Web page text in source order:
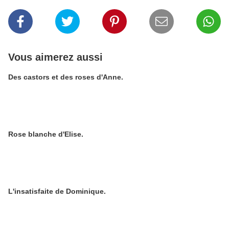
Vous aimerez aussi
Des castors et des roses d'Anne.
Rose blanche d'Elise.
L'insatisfaite de Dominique.